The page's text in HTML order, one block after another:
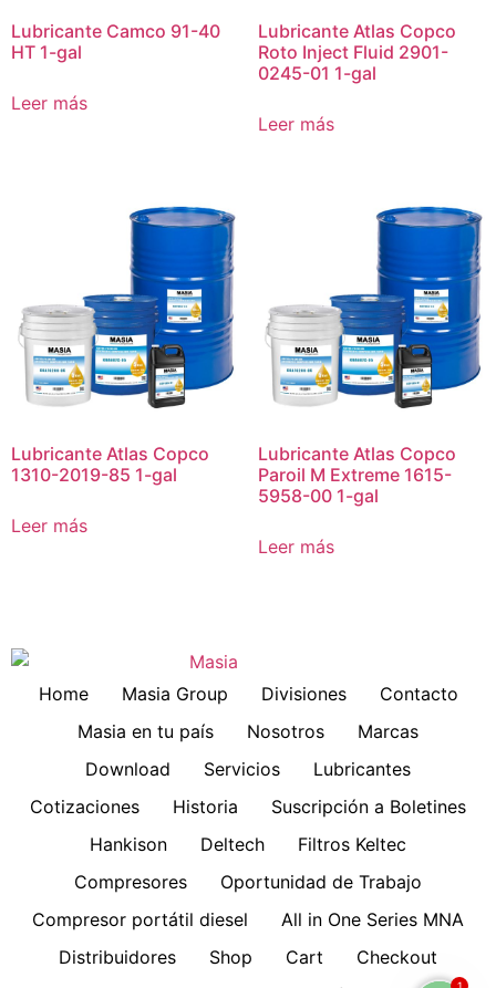
Lubricante Camco 91-40
HT 1-gal
Leer más
Lubricante Atlas Copco
Roto Inject Fluid 2901-
0245-01 1-gal
Leer más
Lubricante Atlas Copco
1310-2019-85 1-gal
Leer más
Lubricante Atlas Copco
Paroil M Extreme 1615-
5958-00 1-gal
Leer más
Home Masia Group Divisiones
Contacto
Masia en tu país
Nosotros
Marcas
Download
Servicios
Lubricantes
Cotizaciones
Historia
Suscripción a Boletines
Hankison
Deltech
Filtros Keltec
Compresores
Oportunidad de Trabajo
Compresor portátil diesel
All in One Series MNA
Distribuidores
Shop Cart
Checkout